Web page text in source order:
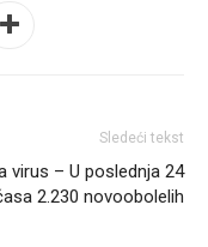
Sledeći tekst
virus – U poslednja 24
2.230 novoobolelih